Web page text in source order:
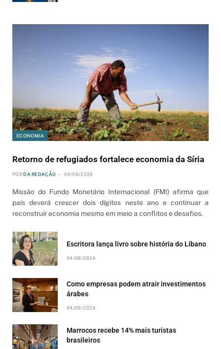
ECONOMIA
Retorno de refugiados fortalece economia da Síria
POR DA REDAÇÃO 04/08/2026
Missão do Fundo Monetário Internacional (FMI) afirma que
país deverá crescer dois dígitos neste ano e continuar a
reconstruir economia mesmo em meio a conflitos e desafios.
Escritora lança livro sobre história do Líbano
04/08/2026
Como empresas podem atrair investimentos
árabes
04/08/2026
Marrocos recebe 14% mais turistas
brasileiros